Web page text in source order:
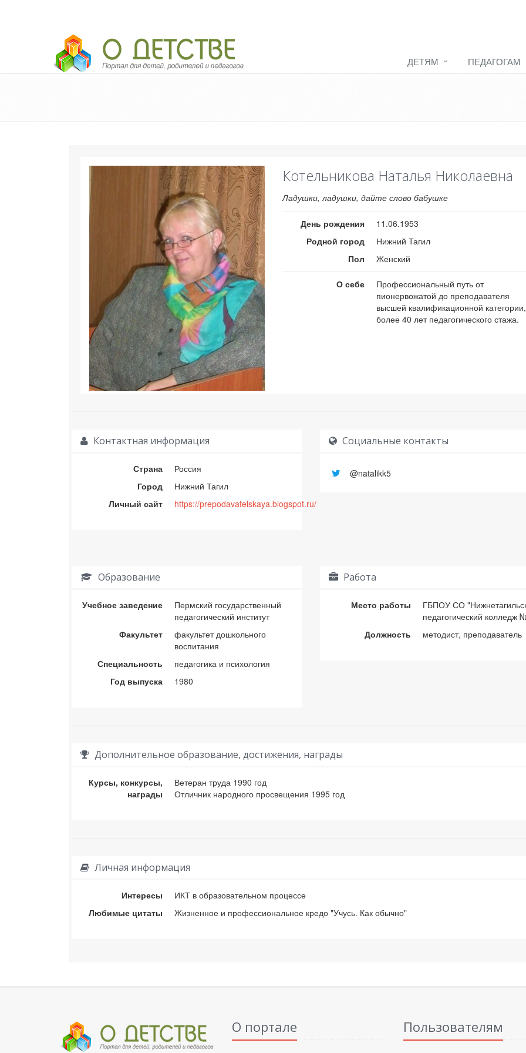
Педагогический портал «О детстве»
ДЕТЯМ
ПЕДАГОГАМ
Котельникова Наталья Николаевна
Ладушки, ладушки, дайте слово бабушке
День рождения
11.06.1953
Родной город
Нижний Тагил
Пол
Женский
О себе
Профессиональный путь от
пионервожатой до преподавателя
высшей квалификационной категории,
более 40 лет педагогического стажа.
Контактная информация
Страна
Россия
Город
Нижний Тагил
Личный сайт
https://prepodavatelskaya.blogspot.ru/
Социальные контакты
@natalikk5
Образование
Учебное заведение
Пермский государственный
педагогический институт
Факультет
факультет дошкольного
воспитания
Специальность
педагогика и психология
Год выпуска
1980
Работа
Место работы
ГБПОУ СО
педагогический колледж
Должность
методист, преподаватель
Дополнительное образование, достижения, награды
Курсы, конкурсы,
награды
Ветеран труда 1990 год
Отличник народного просвещения 1995 год
Личная информация
Интересы
ИКТ в образовательном процессе
Любимые цитаты
Жизненное и профессиональное кредо "Учусь. Как обычно"
О портале Пользователям